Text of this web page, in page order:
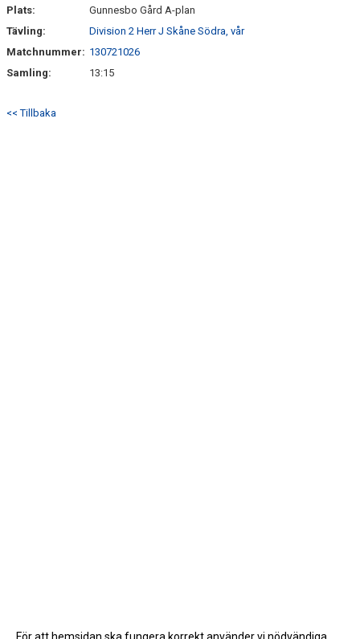
Plats:
Gunnesbo Gård A-plan
Tävling:
Division 2 Herr J Skåne Södra, vår
Matchnummer: 130721026
Samling:
13:15
<< Tillbaka